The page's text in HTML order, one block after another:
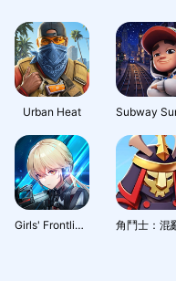
Urban Heat
Girls' Frontline: Fire Control